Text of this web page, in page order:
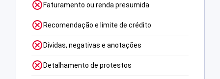
Faturamento ou renda presumida
Recomendação e limite de crédito
Dívidas, negativas e anotações
Detalhamento de protestos